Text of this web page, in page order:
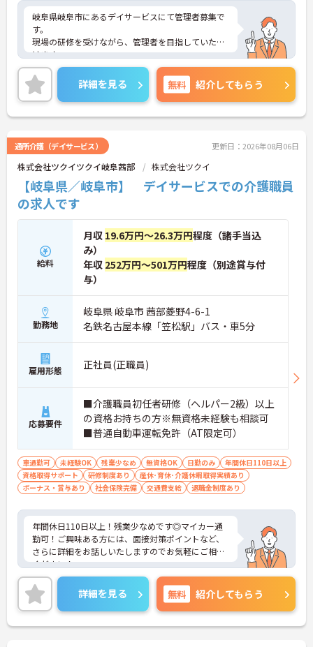
岐阜県岐阜市にあるデイサービスにて管理者募集で
す。
現場の研修を受けながら、管理者を目指していただ
けます。
お休みや福利厚生も充実しておりますので、プライ
ベートも充実して過ごせます。
ご興味ある方は、ご連絡くださいませ。
詳細を見る 無料 紹介してもらう
通所介護（デイサービス） 更新日：2026年08月06日
株式会社ツクイツクイ岐阜茜部 株式会社ツクイ
【岐阜県／岐阜市】 デイサービスでの介護職員
の求人です
給料
月収 19.6万円～26.3万円程度（諸手当込
み）
年収 252万円～501万円程度（別途賞与付
与）
勤務地
岐阜県 岐阜市 茜部菱野4-6-1
名鉄名古屋本線「笠松駅」バス・車5分
雇用形態 正社員(正職員)
応募要件
■介護職員初任者研修（ヘルパー2級）以上
の資格お持ちの方※無資格未経験も相談可
■普通自動車運転免許（AT限定可）
車通勤可 未経験OK 残業少なめ 無資格OK 日勤のみ
年間休日110日以上
資格取得サポート
研修制度あり
産休･育休･介護休暇取得実績あり
ボーナス・賞与あり
社会保険完備 交通費支給 退職金制度あり
年間休日110日以上！残業少なめです◎マイカー通
勤可！ご興味ある方には、面接対策ポイントなど、
さらに詳細をお話しいたしますのでお気軽にご相談
ください！
詳細を見る 無料 紹介してもらう